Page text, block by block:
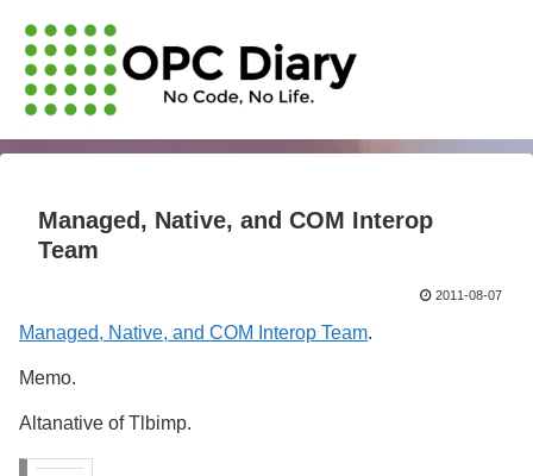
Managed, Native, and COM Interop
Team
2011-08-07
Managed, Native, and COM Interop Team.
Memo.
Altanative of Tlbimp.